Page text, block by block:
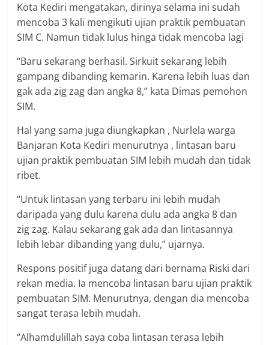
Kota Kediri mengatakan, dirinya selama ini sudah
mencoba 3 kali mengikuti ujian praktik pembuatan
SIM C. Namun tidak lulus hinga tidak mencoba lagi
“Baru sekarang berhasil. Sirkuit sekarang lebih
gampang dibanding kemarin. Karena lebih luas dan
gak ada zig zag dan angka 8,” kata Dimas pemohon
SIM.
Hal yang sama juga diungkapkan , Nurlela warga
Banjaran Kota Kediri menurutnya , lintasan baru
ujian praktik pembuatan SIM lebih mudah dan tidak
ribet.
“Untuk lintasan yang terbaru ini lebih mudah
daripada yang dulu karena dulu ada angka 8 dan
zig zag. Kalau sekarang gak ada dan lintasannya
lebih lebar dibanding yang dulu,” ujarnya.
Respons positif juga datang dari bernama Riski dari
rekan media. Ia mencoba lintasan baru ujian praktik
pembuatan SIM. Menurutnya, dengan dia mencoba
sangat terasa lebih mudah.
“Alhamdulillah saya coba lintasan terasa lebih